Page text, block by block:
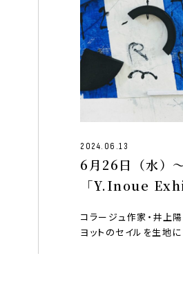
2024.06.13
6月26日（水）
「Y.Inoue
コラージュ作家・井上
ヨットのセイルを生地